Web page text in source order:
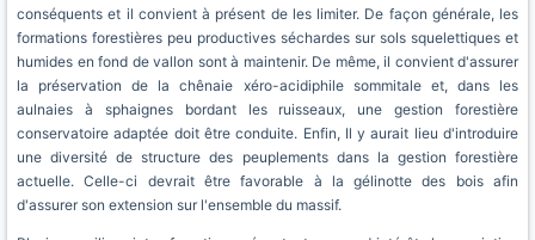
conséquents et il convient à présent de les limiter. De façon générale, les
formations forestières peu productives séchardes sur sols squelettiques et
humides en fond de vallon sont à maintenir. De même, il convient d'assurer
la préservation de la chênaie xéro-acidiphile sommitale et, dans les
aulnaies à sphaignes bordant les ruisseaux, une gestion forestière
conservatoire adaptée doit être conduite. Enfin, Il y aurait lieu d'introduire
une diversité de structure des peuplements dans la gestion forestière
actuelle. Celle-ci devrait être favorable à la gélinotte des bois afin
d'assurer son extension sur l'ensemble du massif.